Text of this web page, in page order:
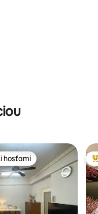
počet hodnotení: 62
hosťami
hosťami